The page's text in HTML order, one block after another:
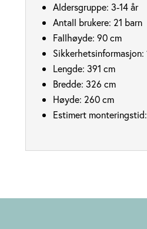
Aldersgruppe: 3-14 år
Antall brukere: 21 barn
Fallhøyde: 90cm
Sikkerhetsinformasjon:
Lengde: 391 cm
Bredde: 326 cm
Høyde: 260cm
Estimert